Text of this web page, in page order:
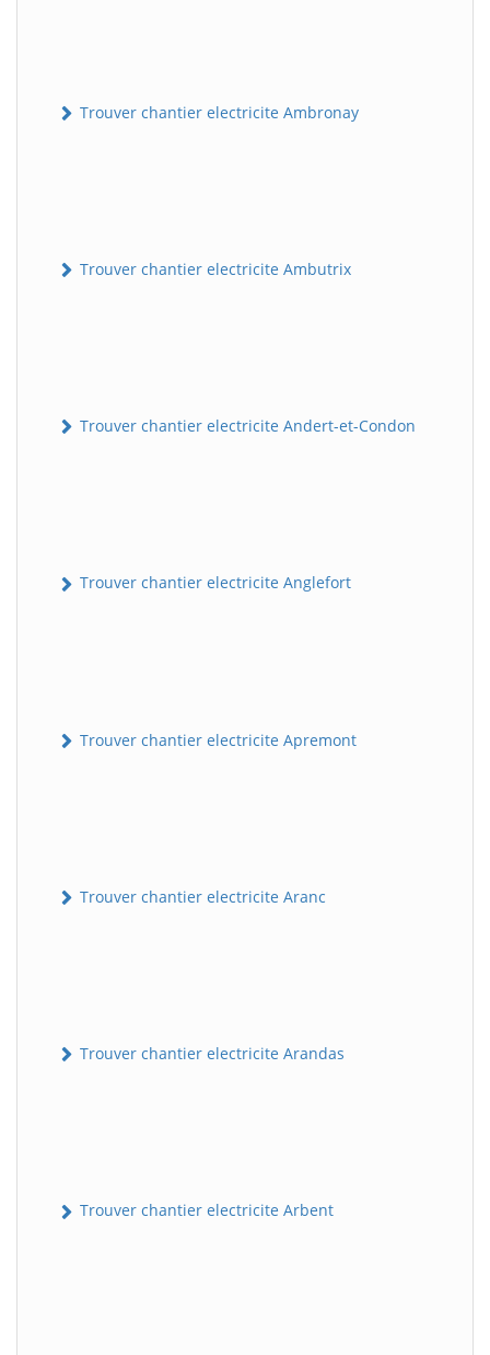
Trouver chantier electricite Ambronay
Trouver chantier electricite Ambutrix
Trouver chantier electricite Andert-et-Condon
Trouver chantier electricite Anglefort
Trouver chantier electricite Apremont
Trouver chantier electricite Aranc
Trouver chantier electricite Arandas
Trouver chantier electricite Arbent